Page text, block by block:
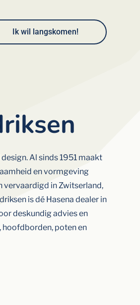
Ik wil langskomen!
design. Al sinds 1951 maakt
envormgeving
vervaardigd in Zwitserland,
isdé Hasena dealer in
deskundigadviesen
hoofdborden, potenen